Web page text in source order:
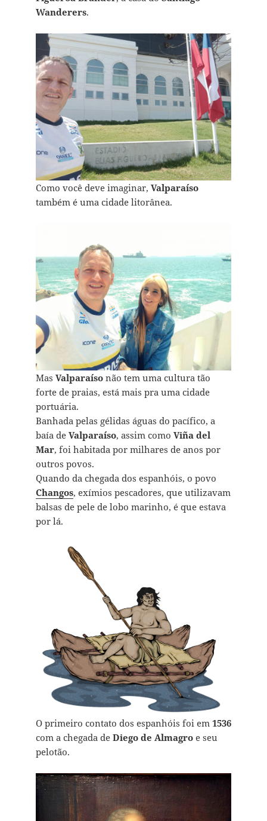
Wanderers.
Como você deve imaginar, Valparaíso
também é uma cidade litorânea.
Mas Valparaísonão tem uma cultura tão
forte de praias, está mais pra uma cidade
portuária.
Banhada pelas gélidas águas do pacífico, a
baía de Valparaíso, assim como Viña del
Mar, foi habitada por milhares de anos por
outros povos.
Quando da chegada dos espanhóis, o povo
Changos, exímios pescadores, que utilizavam
balsas de pele de lobo marinho, é que estava
por lá.
O primeiro contato dos espanhóis foi em 1536
com a chegada de Diego de Almagroe seu
pelotão.